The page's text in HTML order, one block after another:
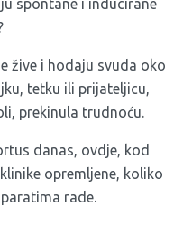
spontane i inducirane
žive i hodaju svuda oko
tetku ili prijateljicu,
prekinula trudnoću.
danas, ovdje, kod
opremljene, koliko
rade.